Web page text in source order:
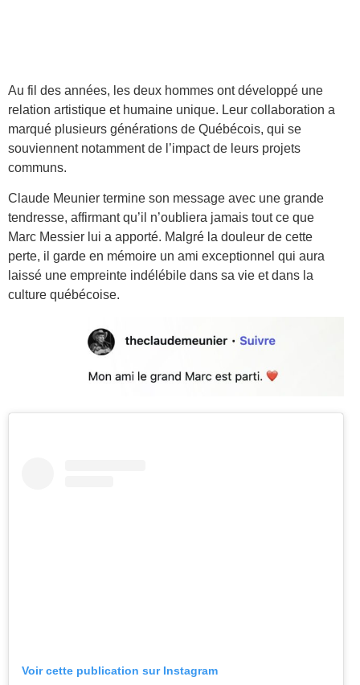
Au fil des années, les deux hommes ont développé une
relation artistique et humaine unique. Leur collaboration a
marqué plusieurs générations de Québécois, qui se
souviennent notamment de l’impact de leurs projets
communs.
Claude Meunier termine son message avec une grande
tendresse, affirmant qu’il n’oubliera jamais tout ce que
Marc Messier lui a apporté. Malgré la douleur de cette
perte, il garde en mémoire un ami exceptionnel qui aura
laissé une empreinte indélébile dans sa vie et dans la
culture québécoise.
Voir cette publication sur Instagram